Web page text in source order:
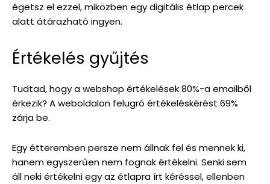
égetsz el ezzel, miközben egy digitális étlap percek
alatt átárazható ingyen.
Értékelés gyűjtés
Tudtad, hogy a webshop értékelések 80%-a emailből
érkezik? A weboldalon felugró értékeléskérést 69%
zárja be.
Egy étteremben persze nem állnak fel és mennek ki,
hanem egyszerűen nem fognak értékelni. Senki sem
áll neki értékelni egy az étlapra írt kéréssel, ellenben